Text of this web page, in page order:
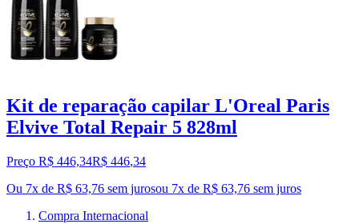
Kit de reparação capilar L'Oreal Paris
Elvive Total Repair 5 828ml
Preço R$ 446,34R$ 446,34
Ou 7x de R$ 63,76 sem jurosou 7x de R$ 63,76 sem juros
Compra Internacional